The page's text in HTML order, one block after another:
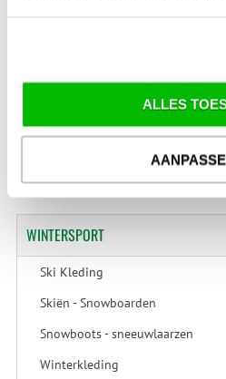
ALLES
OUTDOOR
Kleding en Schoenen
WINTERSPORT
Ski Kleding
Skiën - Snowboarden
Snowboots - sneeuwlaarzen
Winterkleding